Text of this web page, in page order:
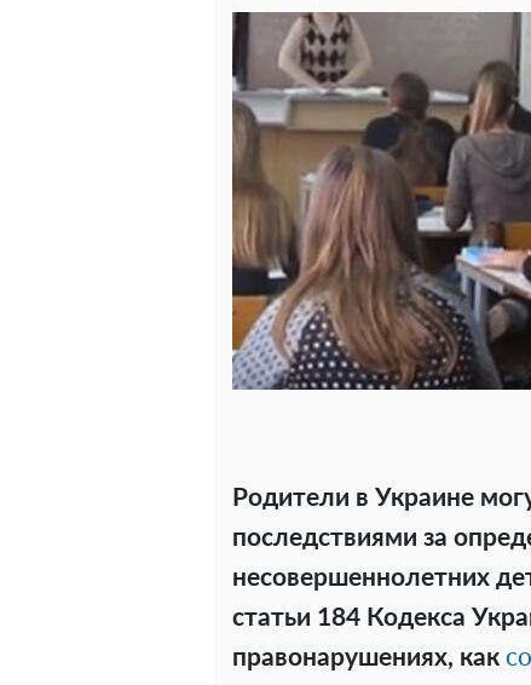
Родители в Украине
последствиями за
несовершеннолетних
статьи 184 Кодекса
правонарушениях, как